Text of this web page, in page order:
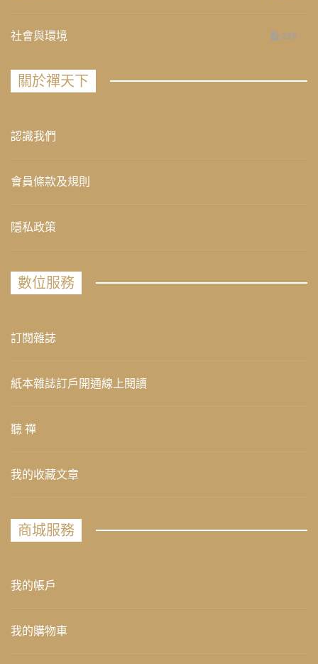
社會與環境 235
關於禪天下
認識我們
會員條款及規則
隱私政策
數位服務
訂閱雜誌
紙本雜誌訂戶開通線上閱讀
聽 禪
我的收藏文章
商城服務
我的帳戶
我的購物車